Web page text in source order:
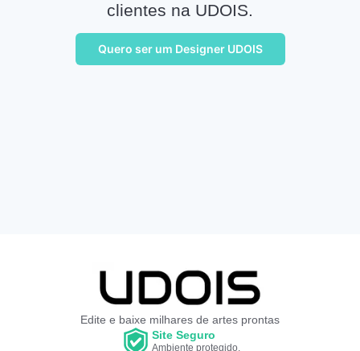
clientes na UDOIS.
Quero ser um Designer UDOIS
Edite e baixe milhares de artes prontas
Site Seguro
Ambiente protegido.